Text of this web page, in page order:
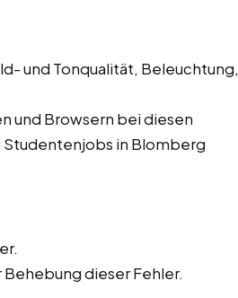
und Tonqualität, Beleuchtung,
und Browsern bei diesen
in Blomberg
dieser Fehler.